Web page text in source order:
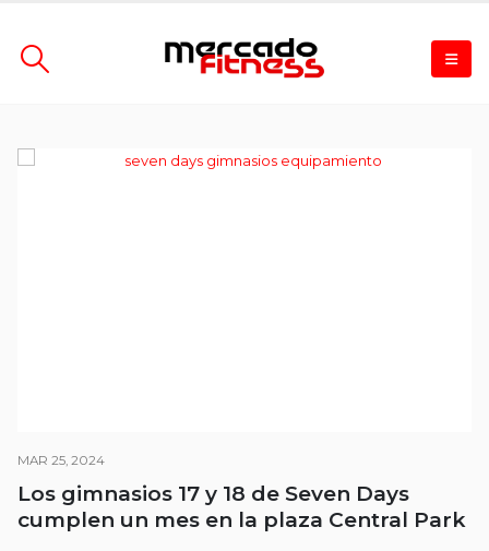
MAR 25, 2024
Los gimnasios 17 y 18 de Seven Days
cumplen un mes en la plaza Central Park